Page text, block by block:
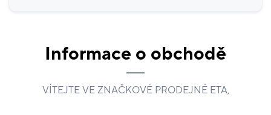
Informace o obchodě
VÍTEJTE VE ZNAČKOVÉ PRODEJNĚ ETA,